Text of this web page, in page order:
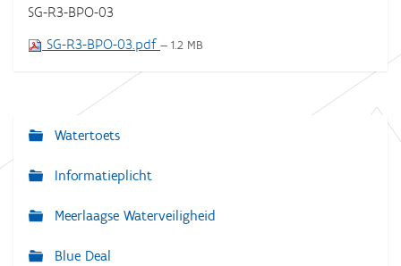
SG-R3-BPO-03
SG-R3-BPO-03.pdf — 1.2 MB
N
a
i
g
Watertoets
Informatieplicht
Meerlaagse Waterveiligheid
Blue Deal